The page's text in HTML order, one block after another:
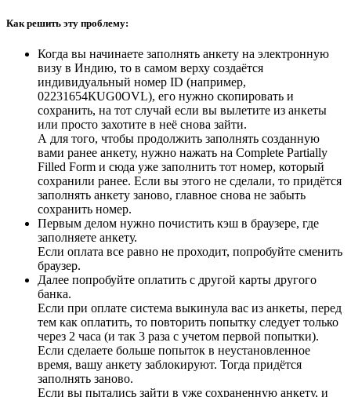
Как решить эту проблему:
Когда вы начинаете заполнять анкету на электронную
визу в Индию, то в самом верху создаётся
индивидуальный номер ID (например,
02231654КUG0OVL), его нужно скопировать и
сохранить, на тот случай если вы вылетите из анкеты
или просто захотите в неё снова зайти.
А для того, чтобы продолжить заполнять созданную
вами ранее анкету, нужно нажать на Complete Partially
Filled Form и сюда уже заполнить тот номер, который
сохранили ранее. Если вы этого не сделали, то придётся
заполнять анкету заново, главное снова не забыть
сохранить номер.
Первым делом нужно почистить кэш в браузере, где
заполняете анкету.
Если оплата все равно не проходит, попробуйте сменить
браузер.
Далее попробуйте оплатить с другой карты другого
банка.
Если при оплате система выкинула вас из анкеты, перед
тем как оплатить, то повторить попытку следует только
через 2 часа (и так 3 раза с учетом первой попытки).
Если сделаете больше попыток в неустановленное
время, вашу анкету заблокируют. Тогда придётся
заполнять заново.
Если вы пытались зайти в уже сохраненную анкету, и